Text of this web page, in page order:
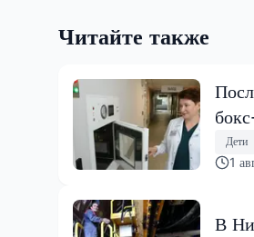
Читайте также
Дети
1
В